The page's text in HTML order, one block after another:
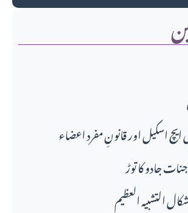
ایچ اسکیل اور قانونِ مفرد اعضاء
جادو کا توڑ
التشبیہ العظیم